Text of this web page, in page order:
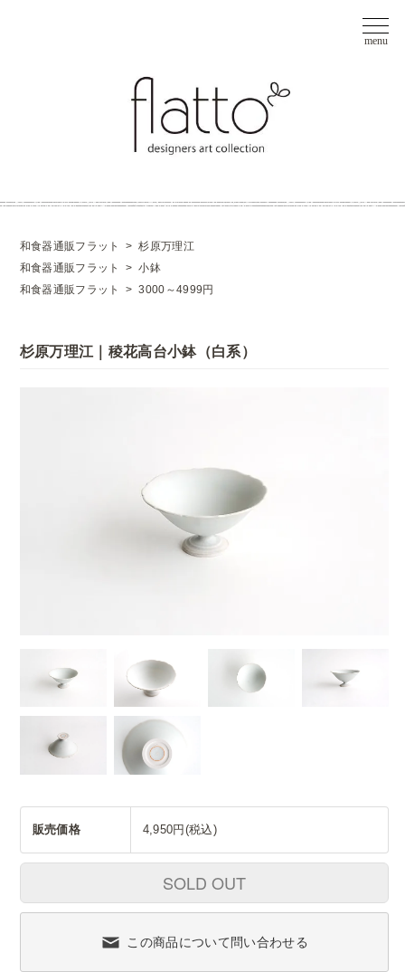
和食器通販フラット >杉原万理江
和食器通販フラット
>小鉢
和食器通販フラット
>3000～4999円
杉原万理江｜稜花高台小鉢（白系）
販売価格 4,950円(税込)
SOLD OUT
この商品について問い合わせる